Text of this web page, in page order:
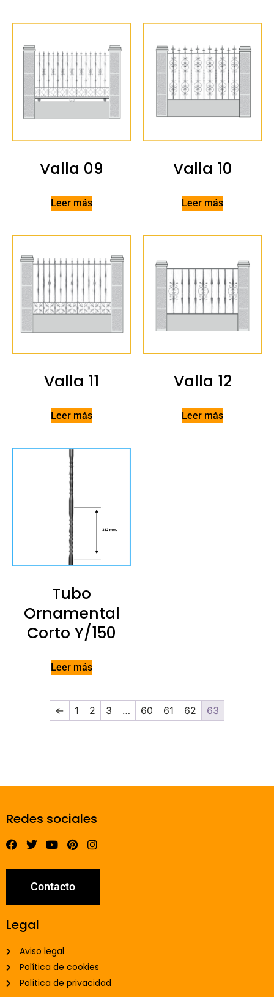
Valla 09
Leer más
Valla 10
Leer más
Valla 11
Leer más
Valla 12
Leer más
Tubo
Ornamental
Corto Y/150
Leer más
← 1 2 3 … 60 61 62 63
Redes sociales
Contacto
Legal
Aviso legal
Política de cookies
Política de privacidad